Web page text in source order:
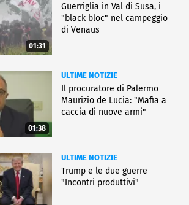
01:31
Guerriglia in Val di Susa, i
"black bloc" nel campeggio
di Venaus
01:38
ULTIME NOTIZIE
Il procuratore di Palermo
Maurizio de Lucia: "Mafia a
caccia di nuove armi"
ULTIME NOTIZIE
Trump e le due guerre
"Incontri produttivi"